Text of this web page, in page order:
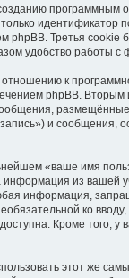
программным
идентификатор
Третья
удобство работы с
к
phpBB.
и сообщения,
«ваше имя
из вашей
информация,
ко
Кроме того, у
этот же